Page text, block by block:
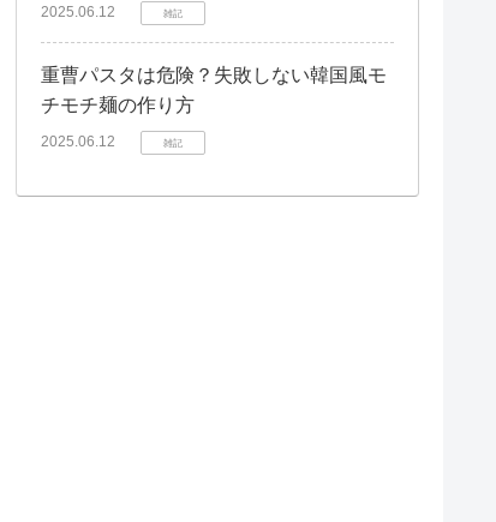
2025.06.12 雑記
重曹パスタは危険？失敗しない韓国風モ
チモチ麺の作り方
2025.06.12 雑記